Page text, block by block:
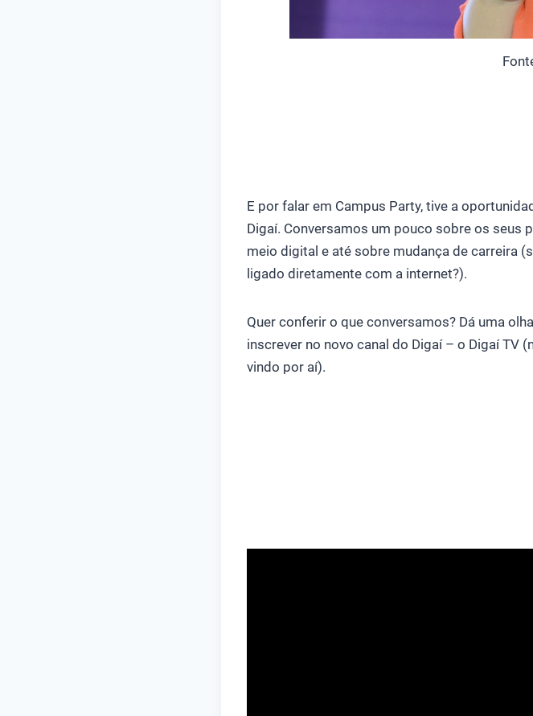
E por falar em Campus Party, tive a
Digaí. Conversamos um pouco sobre os
meio digital e até sobre mudança de carreira
ligado diretamente com a internet?).
Quer conferir o que conversamos? Dá uma
inscrever no novo canal do Digaí – o Digaí TV
vindo por aí).